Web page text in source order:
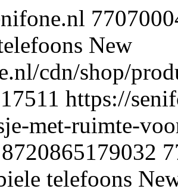
New
cdn/shop/
https://
met-ruimte-
8720865179032
telefoons